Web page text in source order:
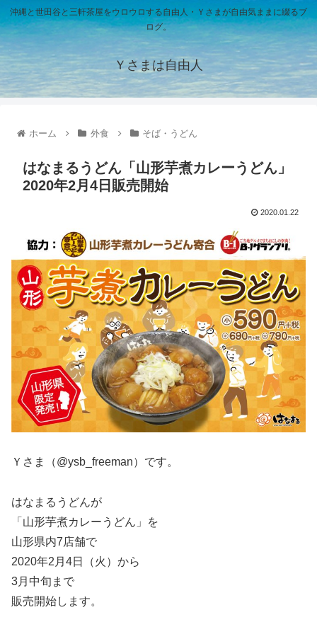
沖縄と世田谷と三軒茶屋をウロウロする自由人・Ｙさまが自由気ままに綴るブ
ログ。
Ｙさまは自由人
ホーム 外食 そば・うどん
はなまるうどん「山形芋煮カレーうどん」
2020年2月4日販売開始
2020.01.22
Ｙさま（@ysb_freeman）です。
はなまるうどんが
「山形芋煮カレーうどん」を
山形県内7店舗で
2020年2月4日（火）から
3月中旬まで
販売開始します。